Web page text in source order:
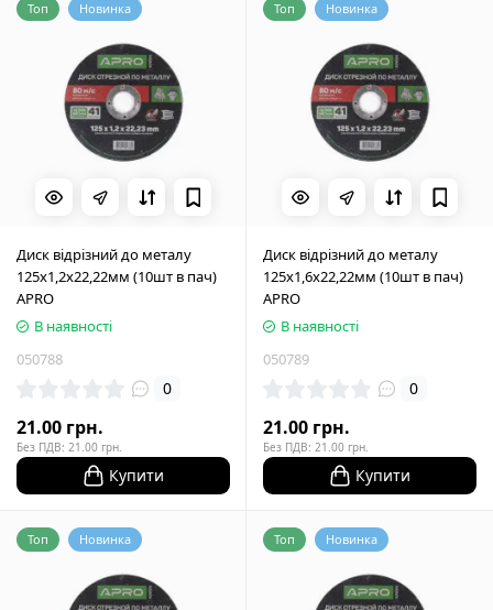
Топ Новинка
Диск відрізний до металу
125х1,2х22,22мм (10шт в пач)
APRO
В наявності
050788
0
21.00 грн.
Без ПДВ: 21.00 грн.
Купити
Топ Новинка
Диск відрізний до металу
125х1,6х22,22мм (10шт в пач)
APRO
В наявності
050789
0
21.00 грн.
Без ПДВ: 21.00 грн.
Купити
Топ Новинка Топ Новинка